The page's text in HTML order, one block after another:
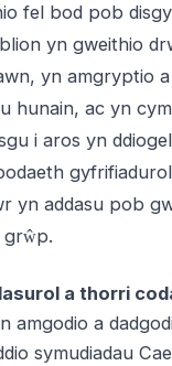
fel bod pob
yn gweithio
yn amgryptio
hunain, ac yn
i aros yn
yn addasu pob
a thorri
amgodio a
symudiadau